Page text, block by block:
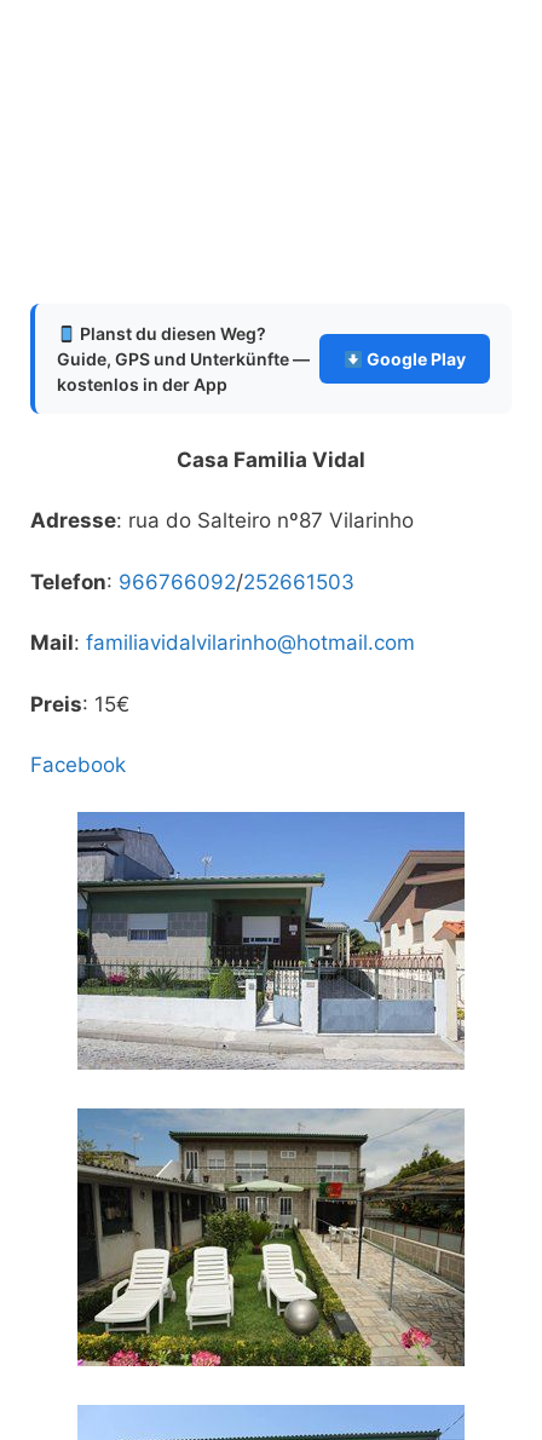
Planst du diesen Weg?
Guide, GPS und Unterkünfte —
kostenlos in der App
Google Play
Casa Familia Vidal
Adresse: rua do Salteiro nº87 Vilarinho
Telefon: 966766092/252661503
Mail: familiavidalvilarinho@hotmail.com
Preis: 15€
Facebook